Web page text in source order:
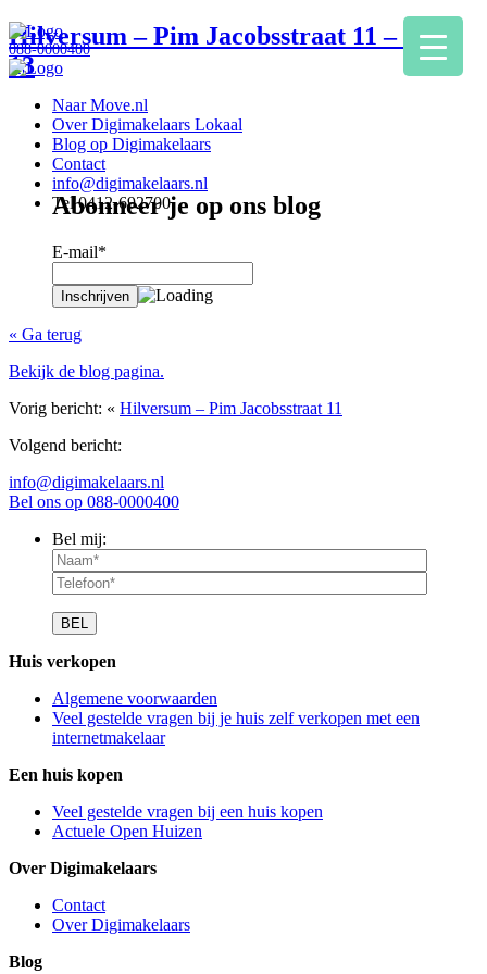
088-0000400
Naar Move.nl
Over Digimakelaars Lokaal
Blog op Digimakelaars
Contact
info@digimakelaars.nl
Tel 0412-692700
Hilversum – Pim Jacobsstraat 11 – Foto
13
Abonneer je op ons blog
E-mail*
« Ga terug
Bekijk de blog pagina.
Vorig bericht: « Hilversum – Pim Jacobsstraat 11
Volgend bericht:
info@digimakelaars.nl
Bel ons op 088-0000400
Bel mij:
Huis verkopen
Algemene voorwaarden
Veel gestelde vragen bij je huis zelf verkopen met een
internetmakelaar
Een huis kopen
Veel gestelde vragen bij een huis kopen
Actuele Open Huizen
Over Digimakelaars
Contact
Over Digimakelaars
Blog